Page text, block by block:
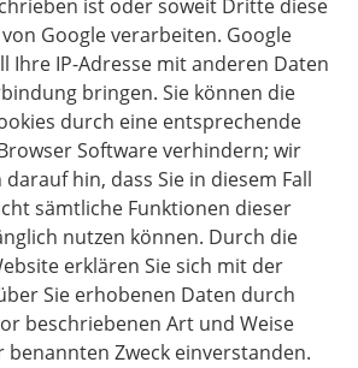
ist oder soweit Dritte diese
Google verarbeiten. Google
Ihre IP-Adresse mit anderen Daten
bringen. Sie können die
durch eine entsprechende
Software verhindern; wir
hin, dass Sie in diesem Fall
sämtliche Funktionen dieser
nutzen können. Durch die
erklären Sie sich mit der
Sie erhobenen Daten durch
beschriebenen Art und Weise
benannten Zweck einverstanden.